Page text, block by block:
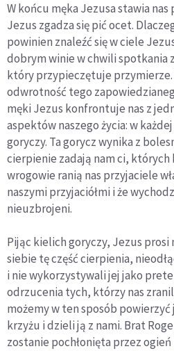
W końcu męka Jezusa stawia
Jezus zgadza się pić ocet.
powinien znaleźć się w ciele
dobrym winie w chwili spotkania
który przypieczętuje przymierze.
odwrotność tego
męki Jezus konfrontuje nas z
aspektów naszego życia: w
goryczy. Ta gorycz wynika z
cierpienie zadają nam ci, których
wrogowie ranią nas przyjaciele
naszymi przyjaciółmi i że
nieuzbrojeni.
Pijąc kielich goryczy, Jezus prosi
siebie tę część cierpienia,
i nie wykorzystywali jej jako
odrzucenia tych, którzy nas
możemy w ten sposób powierzyć
krzyżu i dzieli ją z nami. Brat
zostanie pochłonięta przez ogień